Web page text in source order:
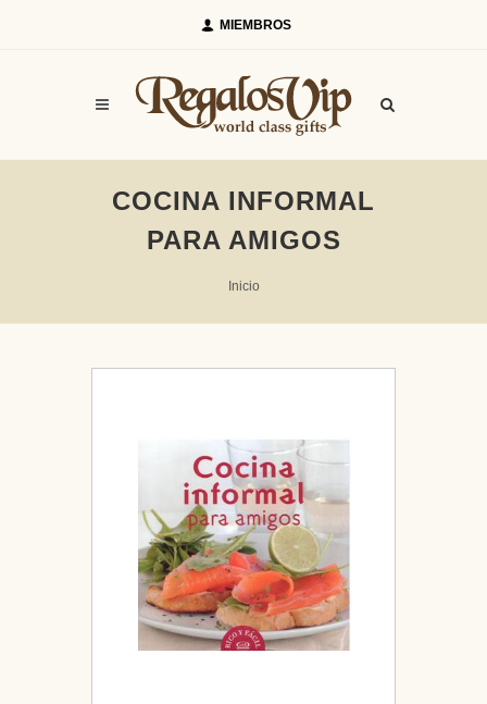
MIEMBROS
COCINA INFORMAL
PARA AMIGOS
Inicio